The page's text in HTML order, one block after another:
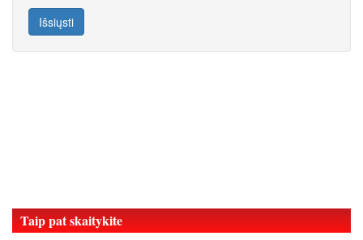
Išsiųsti
Taip pat skaitykite